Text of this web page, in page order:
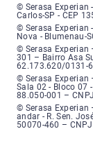
Serasa Experian -
© Serasa Experian
Carlos-SP - CEP
Serasa Experian -
© Serasa Experian
Nova - Blumenau-
Serasa Experian -
© Serasa Experian
301 – Bairro Asa
62.173.620/0131-
Serasa Experian -
© Serasa Experian
Sala 02 - Bloco 07
88.050-001 –
Serasa Experian -
© Serasa Experian
andar - R. Sen.
50070-460 –